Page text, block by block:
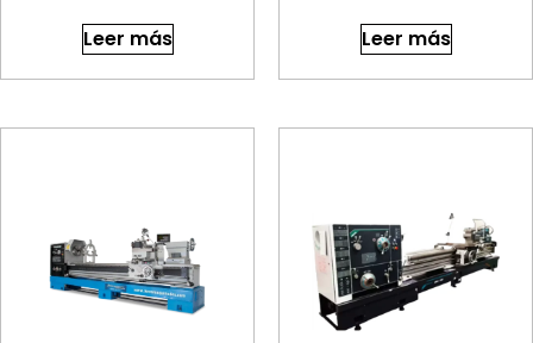
Leer más
Leer más